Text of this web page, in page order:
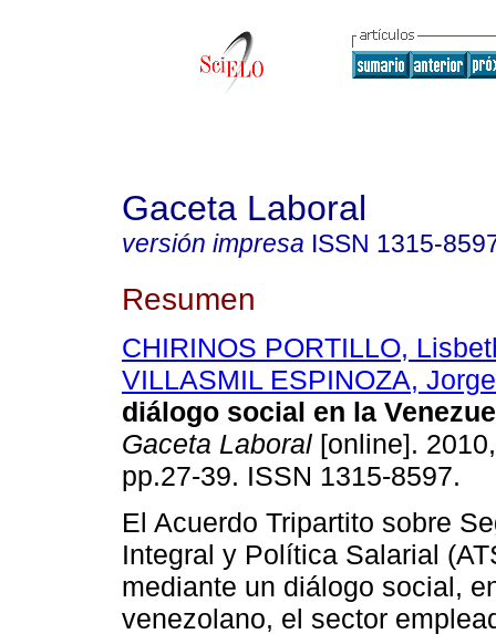
Gaceta Laboral
versión impresa ISSN 1315-
Resumen
CHIRINOS PORTILLO,
VILLASMIL ESPINOZA, Jorge
diálogo social en la
Gaceta Laboral [online].
pp.27-39. ISSN 1315-8597.
El Acuerdo Tripartito sobre
Integral y Política Salarial
mediante un diálogo social,
venezolano, el sector